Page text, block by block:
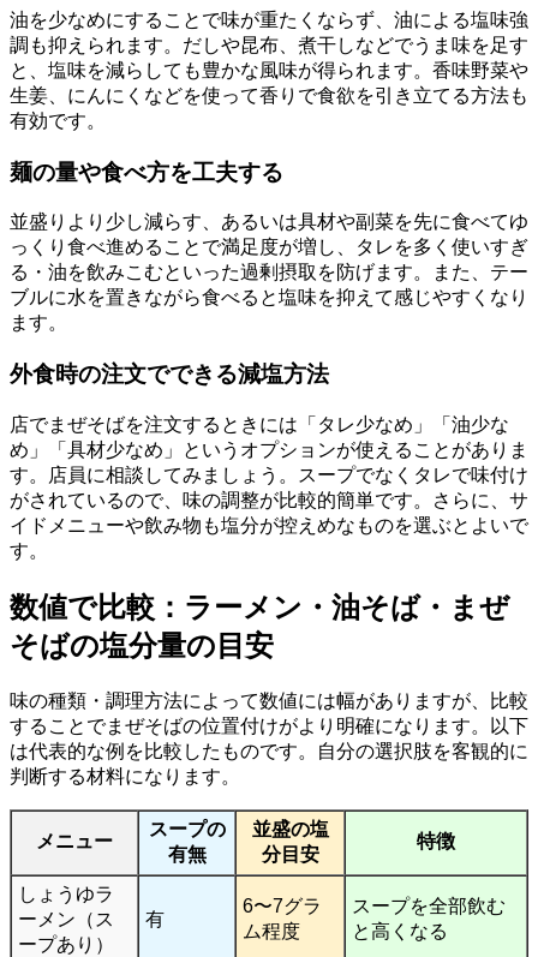
油を少なめにすることで味が重たくならず、油による塩味強
調も抑えられます。だしや昆布、煮干しなどでうま味を足す
と、塩味を減らしても豊かな風味が得られます。香味野菜や
生姜、にんにくなどを使って香りで食欲を引き立てる方法も
有効です。
麺の量や食べ方を工夫する
並盛りより少し減らす、あるいは具材や副菜を先に食べてゆ
っくり食べ進めることで満足度が増し、タレを多く使いすぎ
る・油を飲みこむといった過剰摂取を防げます。また、テー
ブルに水を置きながら食べると塩味を抑えて感じやすくなり
ます。
外食時の注文でできる減塩方法
店でまぜそばを注文するときには「タレ少なめ」「油少な
め」「具材少なめ」というオプションが使えることがありま
す。店員に相談してみましょう。スープでなくタレで味付け
がされているので、味の調整が比較的簡単です。さらに、サ
イドメニューや飲み物も塩分が控えめなものを選ぶとよいで
す。
数値で比較：ラーメン・油そば・まぜ
そばの塩分量の目安
味の種類・調理方法によって数値には幅がありますが、比較
することでまぜそばの位置付けがより明確になります。以下
は代表的な例を比較したものです。自分の選択肢を客観的に
判断する材料になります。
メニュー
スープの
有無
並盛の塩
分目安
特徴
しょうゆラ
ーメン（ス
ープあり）
有
6〜7グラ
ム程度
スープを全部飲む
と高くなる